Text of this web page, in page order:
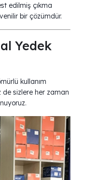
edilmiş çıkma
bir çözümdür.
Yedek
kullanım
de sizlere her zaman